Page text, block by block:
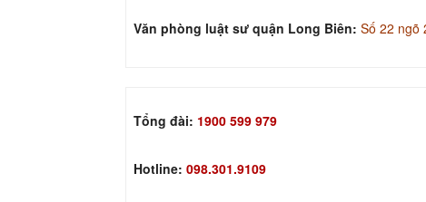
Văn phòng luật sư quận Long Biên: Số 22 ngõ
Tổng đài: 1900 599 979
Hotline: 098.301.9109